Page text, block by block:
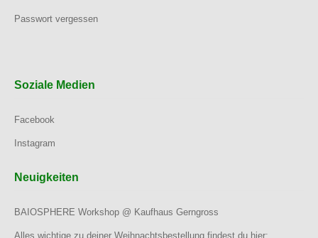
Passwort vergessen
Soziale Medien
Facebook
Instagram
Neuigkeiten
BAIOSPHERE Workshop @ Kaufhaus Gerngross
Alles wichtige zu deiner Weihnachtsbestellung findest du hier: